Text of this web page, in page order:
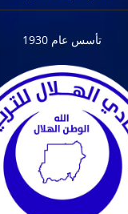
تأسس عام 1930